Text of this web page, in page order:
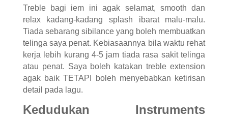
Treble bagi iem ini agak selamat, smooth dan
relax kadang-kadang splash ibarat malu-malu.
Tiada sebarang sibilance yang boleh membuatkan
telinga saya penat. Kebiasaannya bila waktu rehat
kerja lebih kurang 4-5 jam tiada rasa sakit telinga
atau penat. Saya boleh katakan treble extension
agak baik TETAPI boleh menyebabkan ketirisan
detail pada lagu.
Kedudukan Instruments